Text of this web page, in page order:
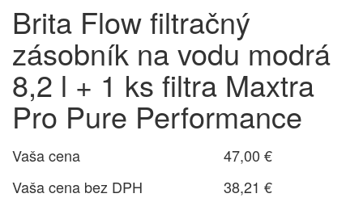
Brita Flow filtračný
zásobník na vodu modrá
8,2 l + 1 ks filtra Maxtra
Pro Pure Performance
Vaša cena
47,00 €
Vaša cena bez DPH
38,21 €